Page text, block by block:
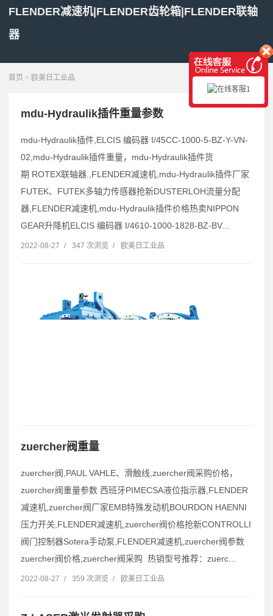
FLENDER减速机|FLENDER齿轮箱|FLENDER联轴
器
展开菜单
首页 > 欧美日工业品
mdu-Hydraulik插件重量参数
mdu-Hydraulik插件,ELCIS 编码器 I/45CC-1000-5-BZ-Y-VN-
02,mdu-Hydraulik插件重量，mdu-Hydraulik插件货
期 ROTEX联轴器.,FLENDER减速机,mdu-Hydraulik插件厂家
FUTEK、FUTEK多轴力传感器抢新DUSTERLOH流量分配
器,FLENDER减速机,mdu-Hydraulik插件价格热卖NIPPON
GEAR升降机ELCIS 编码器 I/4610-1000-1828-BZ-BV...
2022-08-27 / 347 次浏览 / 欧美日工业品
zuercher阀重量
zuercher阀,PAUL VAHLE、滑触线,zuercher阀采购价格，
zuercher阀重量参数 西班牙PIMECSA液位指示器,FLENDER
减速机,zuercher阀厂家EMB特殊发动机BOURDON HAENNI
压力开关,FLENDER减速机,zuercher阀价格抢新CONTROLLI
阀门控制器Sotera手动泵,FLENDER减速机,zuercher阀参数
zuercher阀价格,zuercher阀采购 热销型号推荐：zuerc...
2022-08-27 / 359 次浏览 / 欧美日工业品